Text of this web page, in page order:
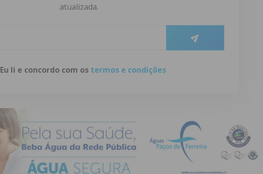
atualizada.
Eu li e concordo com os termos e condições